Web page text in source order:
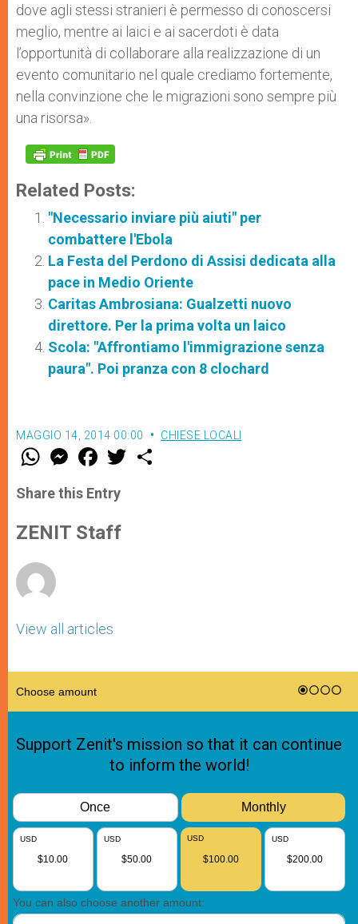
dove agli stessi stranieri è permesso di conoscersi
meglio, mentre ai laici e ai sacerdoti è data
l’opportunità di collaborare alla realizzazione di un
evento comunitario nel quale crediamo fortemente,
nella convinzione che le migrazioni sono sempre più
una risorsa».
Related Posts:
"Necessario inviare più aiuti" per
combattere l'Ebola
La Festa del Perdono di Assisi dedicata alla
pace in Medio Oriente
Caritas Ambrosiana: Gualzetti nuovo
direttore. Per la prima volta un laico
Scola: "Affrontiamo l'immigrazione senza
paura". Poi pranza con 8 clochard
MAGGIO 14, 2014 00:00 CHIESE LOCALI
W
t
s
p
p
M
e
s
e
g
e
F
a
e
b
o
k
w
Share this Entry
ZENIT Staff
View all articles